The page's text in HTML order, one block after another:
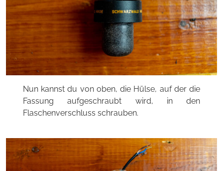
Nun kannst du von oben, die Hülse, auf der die
Fassung aufgeschraubt wird, in den
Flaschenverschluss schrauben.